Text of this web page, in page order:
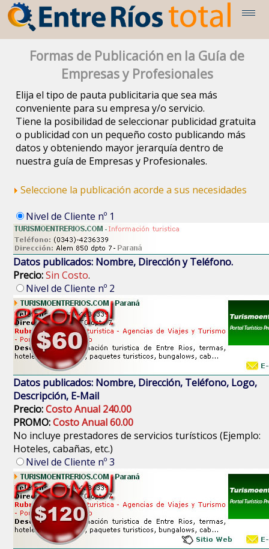
Formas de Publicación en la Guía de
Empresas y Profesionales
Elija el tipo de pauta publicitaria que sea más
conveniente para su empresa y/o servicio.
Tiene la posibilidad de seleccionar publicidad gratuita
o publicidad con un pequeño costo publicando más
datos y obteniendo mayor jerarquía dentro de
nuestra guía de Empresas y Profesionales.
Seleccione la publicación acorde a sus necesidades
Nivel de Cliente nº 1
Datos publicados: Nombre, Dirección y Teléfono.
Precio:Sin Costo.
Nivel de Cliente nº 2
Datos publicados: Nombre, Dirección, Teléfono, Logo,
Descripción, E-Mail
Precio:Costo Anual 240.00
PROMO:Costo Anual 60.00
No incluye prestadores de servicios turísticos (Ejemplo:
Hoteles, cabañas, etc.)
Nivel de Cliente nº 3